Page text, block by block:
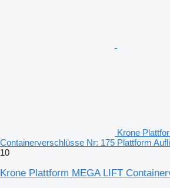
Krone
Containerverschlüsse Nr: 175 Plattform
10
Krone Plattform MEGA LIFT